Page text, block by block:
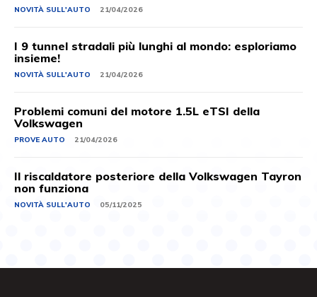
NOVITÀ SULL'AUTO 21/04/2026
I 9 tunnel stradali più lunghi al mondo: esploriamo
insieme!
NOVITÀ SULL'AUTO 21/04/2026
Problemi comuni del motore 1.5L eTSI della
Volkswagen
PROVE AUTO 21/04/2026
Il riscaldatore posteriore della Volkswagen Tayron
non funziona
NOVITÀ SULL'AUTO 05/11/2025